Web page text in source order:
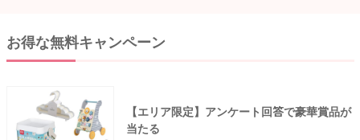
お得な無料キャンペーン
【エリア限定】アンケート回答で豪華賞品が
当たる